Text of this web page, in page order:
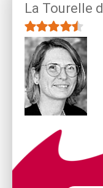
La Tourelle